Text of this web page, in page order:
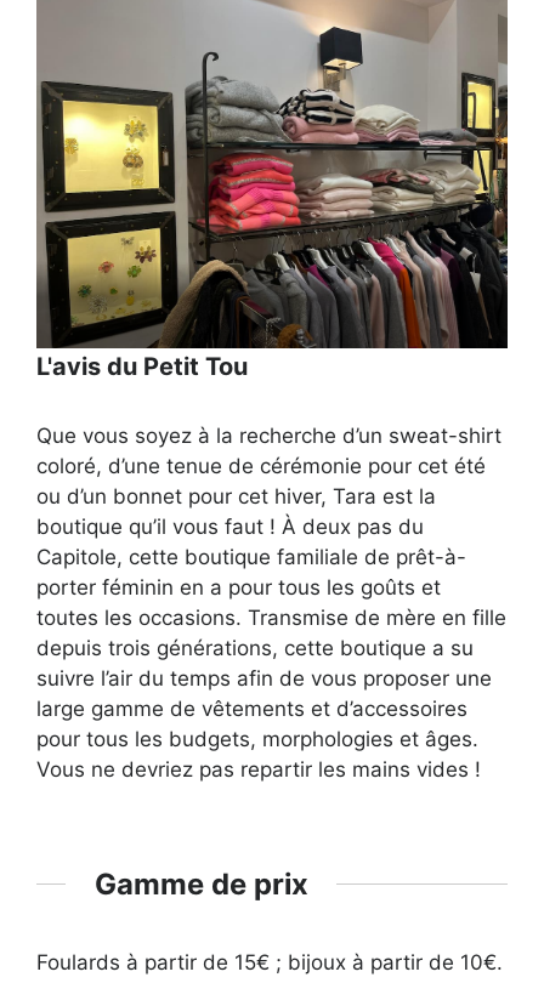
L'avis du Petit Tou
Que vous soyez à la recherche d’un sweat-shirt
coloré, d’une tenue de cérémonie pour cet été
ou d’un bonnet pour cet hiver, Tara est la
boutique qu’il vous faut ! À deux pas du
Capitole, cette boutique familiale de prêt-à-
porter féminin en a pour tous les goûts et
toutes les occasions. Transmise de mère en fille
depuis trois générations, cette boutique a su
suivre l’air du temps afin de vous proposer une
large gamme de vêtements et d’accessoires
pour tous les budgets, morphologies et âges.
Vous ne devriez pas repartir les mains vides !
Gamme de prix
Foulards à partir de 15€ ; bijoux à partir de 10€.